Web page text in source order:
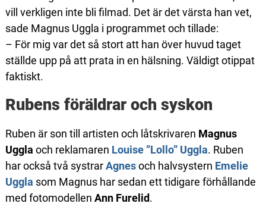
vill verkligen inte bli filmad. Det är det värsta han vet,
sade Magnus Uggla i programmet och tillade:
– För mig var det så stort att han över huvud taget
ställde upp på att prata in en hälsning. Väldigt otippat
faktiskt.
Rubens föräldrar och syskon
Ruben är son till artisten och låtskrivaren Magnus
Uggla och reklamaren Louise ”Lollo” Uggla. Ruben
har också två systrarAgnesoch halvsystern Emelie
Uggla som Magnus har sedan ett tidigare förhållande
med fotomodellen Ann Furelid.